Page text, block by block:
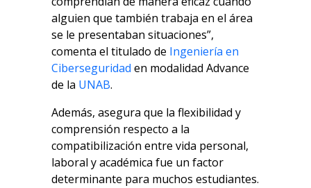
alguien que también trabaja en el área
se le presentaban situaciones”,
comenta el titulado de Ingeniería en
Ciberseguridad en modalidad Advance
de la UNAB.
Además, asegura que la flexibilidad y
comprensión respecto a la
compatibilización entre vida personal,
laboral y académica fue un factor
determinante para muchos estudiantes.